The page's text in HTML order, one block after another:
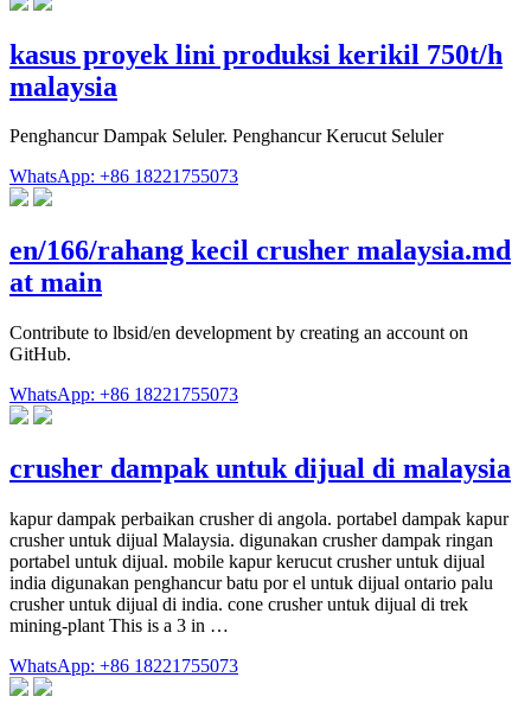
kasus proyek lini produksi kerikil 750t/h
malaysia
Penghancur Dampak Seluler. Penghancur Kerucut Seluler
WhatsApp: +86 18221755073
en/166/rahang kecil crusher malaysia.md
at main
Contribute to lbsid/en development by creating an account on
GitHub.
WhatsApp: +86 18221755073
crusher dampak untuk dijual di malaysia
kapur dampak perbaikan crusher di angola. portabel dampak kapur
crusher untuk dijual Malaysia. digunakan crusher dampak ringan
portabel untuk dijual. mobile kapur kerucut crusher untuk dijual
india digunakan penghancur batu por el untuk dijual ontario palu
crusher untuk dijual di india. cone crusher untuk dijual di trek
mining-plant This is a 3 in …
WhatsApp: +86 18221755073